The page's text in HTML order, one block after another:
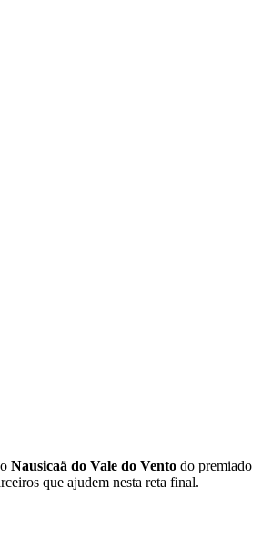
Nausicaä do Vale do Vento do premiado
que ajudem nesta reta final.